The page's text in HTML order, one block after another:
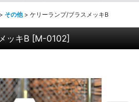
> その他 > ケリーランプ/ブラスメッキB
ッキB [M-0102]